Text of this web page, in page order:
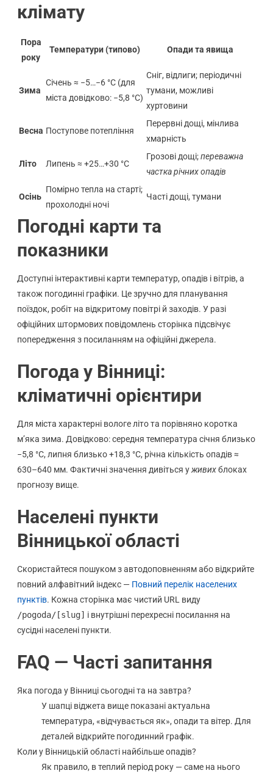
клімату
Пора
року
Температури (типово) Опади та явища
Зима
Січень ≈ −5…−6 °C (для
міста довідково: −5,8 °C)
Сніг, відлиги; періодичні
тумани, можливі
хуртовини
Весна Поступове потепління
Перервні дощі, мінлива
хмарність
Літо Липень ≈ +25…+30 °C
Грозові дощі;переважна
частка річних опадів
Осінь
Помірно тепла на старті;
прохолодні ночі
Часті дощі, тумани
Погодні карти та
показники
Доступні інтерактивні карти температур, опадів і вітрів, а
також погодинні графіки. Це зручно для планування
поїздок, робіт на відкритому повітрі й заходів. У разі
офіційних штормових повідомлень сторінка підсвічує
попередження з посиланням на офіційні джерела.
Погода у Вінниці:
кліматичні орієнтири
Для міста характерні вологе літо та порівняно коротка
м’яка зима. Довідково: середня температура січня близько
−5,8 °C, липня близько +18,3 °C, річна кількість опадів ≈
630–640 мм. Фактичні значення дивіться уживихблоках
прогнозу вище.
Населені пункти
Вінницької області
Скористайтеся пошуком з автодоповненням або відкрийте
повний алфавітний індекс — Повний перелік населених
пунктів. Кожна сторінка має чистий URL виду
/pogoda/[slug] і внутрішні перехресні посилання на
сусідні населені пункти.
FAQ — Часті запитання
Яка погода у Вінниці сьогодні та на завтра?
У шапці віджета вище показані актуальна
температура, «відчувається як», опади та вітер. Для
деталей відкрийте погодинний графік.
Коли у Вінницькій області найбільше опадів?
Як правило, в теплий період року — саме на нього